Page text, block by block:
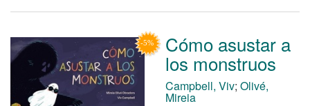
Cómo asustar a
los monstruos
Campbell, Viv; Olivé,
Mireia